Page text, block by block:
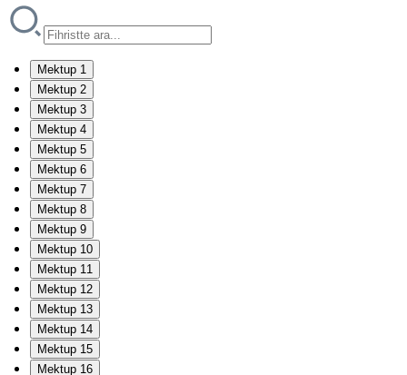
Mektup 1
Mektup 2
Mektup 3
Mektup 4
Mektup 5
Mektup 6
Mektup 7
Mektup 8
Mektup 9
Mektup 10
Mektup 11
Mektup 12
Mektup 13
Mektup 14
Mektup 15
Mektup 16